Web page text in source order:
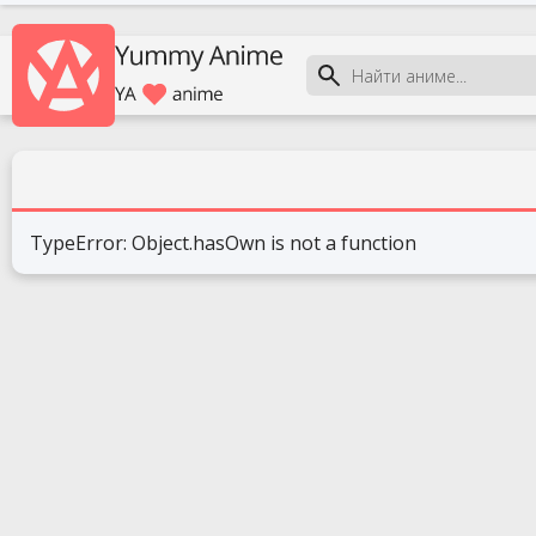
TypeError: Object.hasOwn is not a function